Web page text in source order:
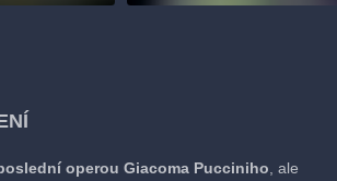
operou Giacoma Pucciniho, ale